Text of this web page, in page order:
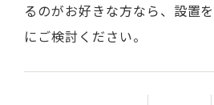
るのがお好きな方なら、設置
にご検討ください。